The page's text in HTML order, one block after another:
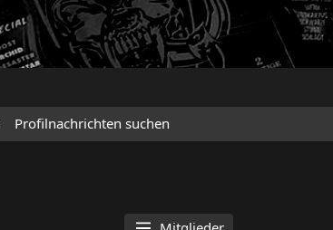
Profilnachrichten suchen